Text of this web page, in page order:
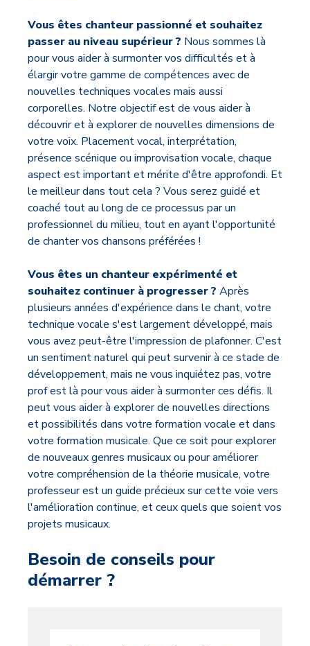
Vous êtes chanteur passionné et souhaitez
passer au niveau supérieur ? Nous sommes là
pour vous aider à surmonter vos difficultés et à
élargir votre gamme de compétences avec de
nouvelles techniques vocales mais aussi
corporelles. Notre objectif est de vous aider à
découvrir et à explorer de nouvelles dimensions de
votre voix. Placement vocal, interprétation,
présence scénique ou improvisation vocale, chaque
aspect est important et mérite d'être approfondi. Et
le meilleur dans tout cela ? Vous serez guidé et
coaché tout au long de ce processus par un
professionnel du milieu, tout en ayant l'opportunité
de chanter vos chansons préférées !
Vous êtes un chanteur expérimenté et
souhaitez continuer à progresser ? Après
plusieurs années d'expérience dans le chant, votre
technique vocale s'est largement développé, mais
vous avez peut-être l'impression de plafonner. C'est
un sentiment naturel qui peut survenir à ce stade de
développement, mais ne vous inquiétez pas, votre
prof est là pour vous aider à surmonter ces défis. Il
peut vous aider à explorer de nouvelles directions
et possibilités dans votre formation vocale et dans
votre formation musicale. Que ce soit pour explorer
de nouveaux genres musicaux ou pour améliorer
votre compréhension de la théorie musicale, votre
professeur est un guide précieux sur cette voie vers
l'amélioration continue, et ceux quels que soient vos
projets musicaux.
Besoin de conseils pour
démarrer ?